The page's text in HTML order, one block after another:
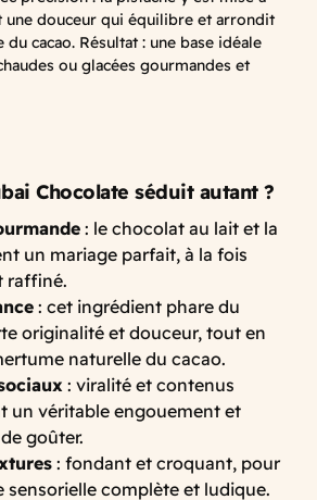
une douceur qui équilibre et arrondit
du cacao. Résultat : une base idéale
ou glacées gourmandes et
Chocolate séduit autant ?
: le chocolat au lait et la
un mariage parfait, à la fois
raffiné.
: cet ingrédient phare du
originalité et douceur, tout en
naturelle du cacao.
: viralité et contenus
un véritable engouement et
goûter.
: fondant et croquant, pour
sensorielle complète et ludique.